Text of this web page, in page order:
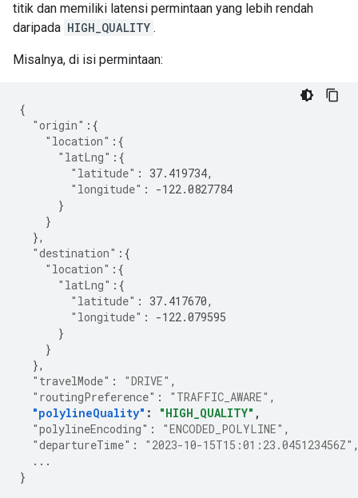
titik dan memiliki latensi permintaan yang lebih rendah
daripada HIGH_QUALITY .
Misalnya, di isi permintaan:
{
"origin" :{
"location" :{
"latLng" :{
"latitude" : 37.419734,
"longitude" :
-122.0827784
}
}
},
"destination" :{
"location" :{
"latLng" :{
"latitude" : 37.417670,
"longitude" :
-122.079595
}
}
},
"travelMode" : "DRIVE" ,
"routingPreference" : "TRAFFIC_AWARE" ,
"polylineQuality" : "HIGH_QUALITY" ,
"polylineEncoding" : "ENCODED_POLYLINE" ,
"departureTime" : "2023-10-15T15:01:23.045123456Z"
...
}